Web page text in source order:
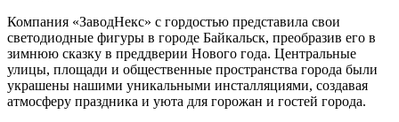
Компания «ЗаводНекс» с гордостью представила свои
светодиодные фигуры в городе Байкальск, преобразив его в
зимнюю сказку в преддверии Нового года. Центральные
улицы, площади и общественные пространства города были
украшены нашими уникальными инсталляциями, создавая
атмосферу праздника и уюта для горожан и гостей города.